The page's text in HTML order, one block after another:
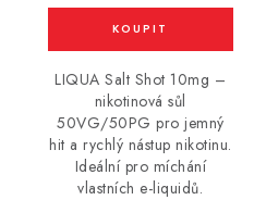
LIQUA Salt Shot 10mg –
nikotinová sůl
50VG/50PG pro jemný
hit a rychlý nástup nikotinu.
Ideální pro míchání
vlastních e-liquidů.